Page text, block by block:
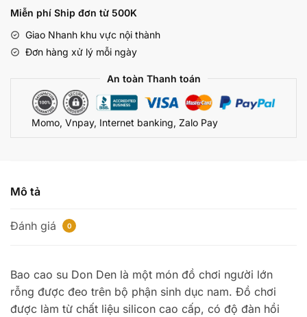
siêu
có
rung
CBD889
Miễn phí Ship đơn từ 500K
Giao Nhanh khu vực nội thành
Đơn hàng xử lý mỗi ngày
An toàn Thanh toán
Momo, Vnpay, Internet banking, Zalo Pay
Mô tả
Đánh giá 0
Bao cao su Don Den là một món đồ chơi người lớn
rỗng được đeo trên bộ phận sinh dục nam. Đồ chơi
được làm từ chất liệu silicon cao cấp, có độ đàn hồi